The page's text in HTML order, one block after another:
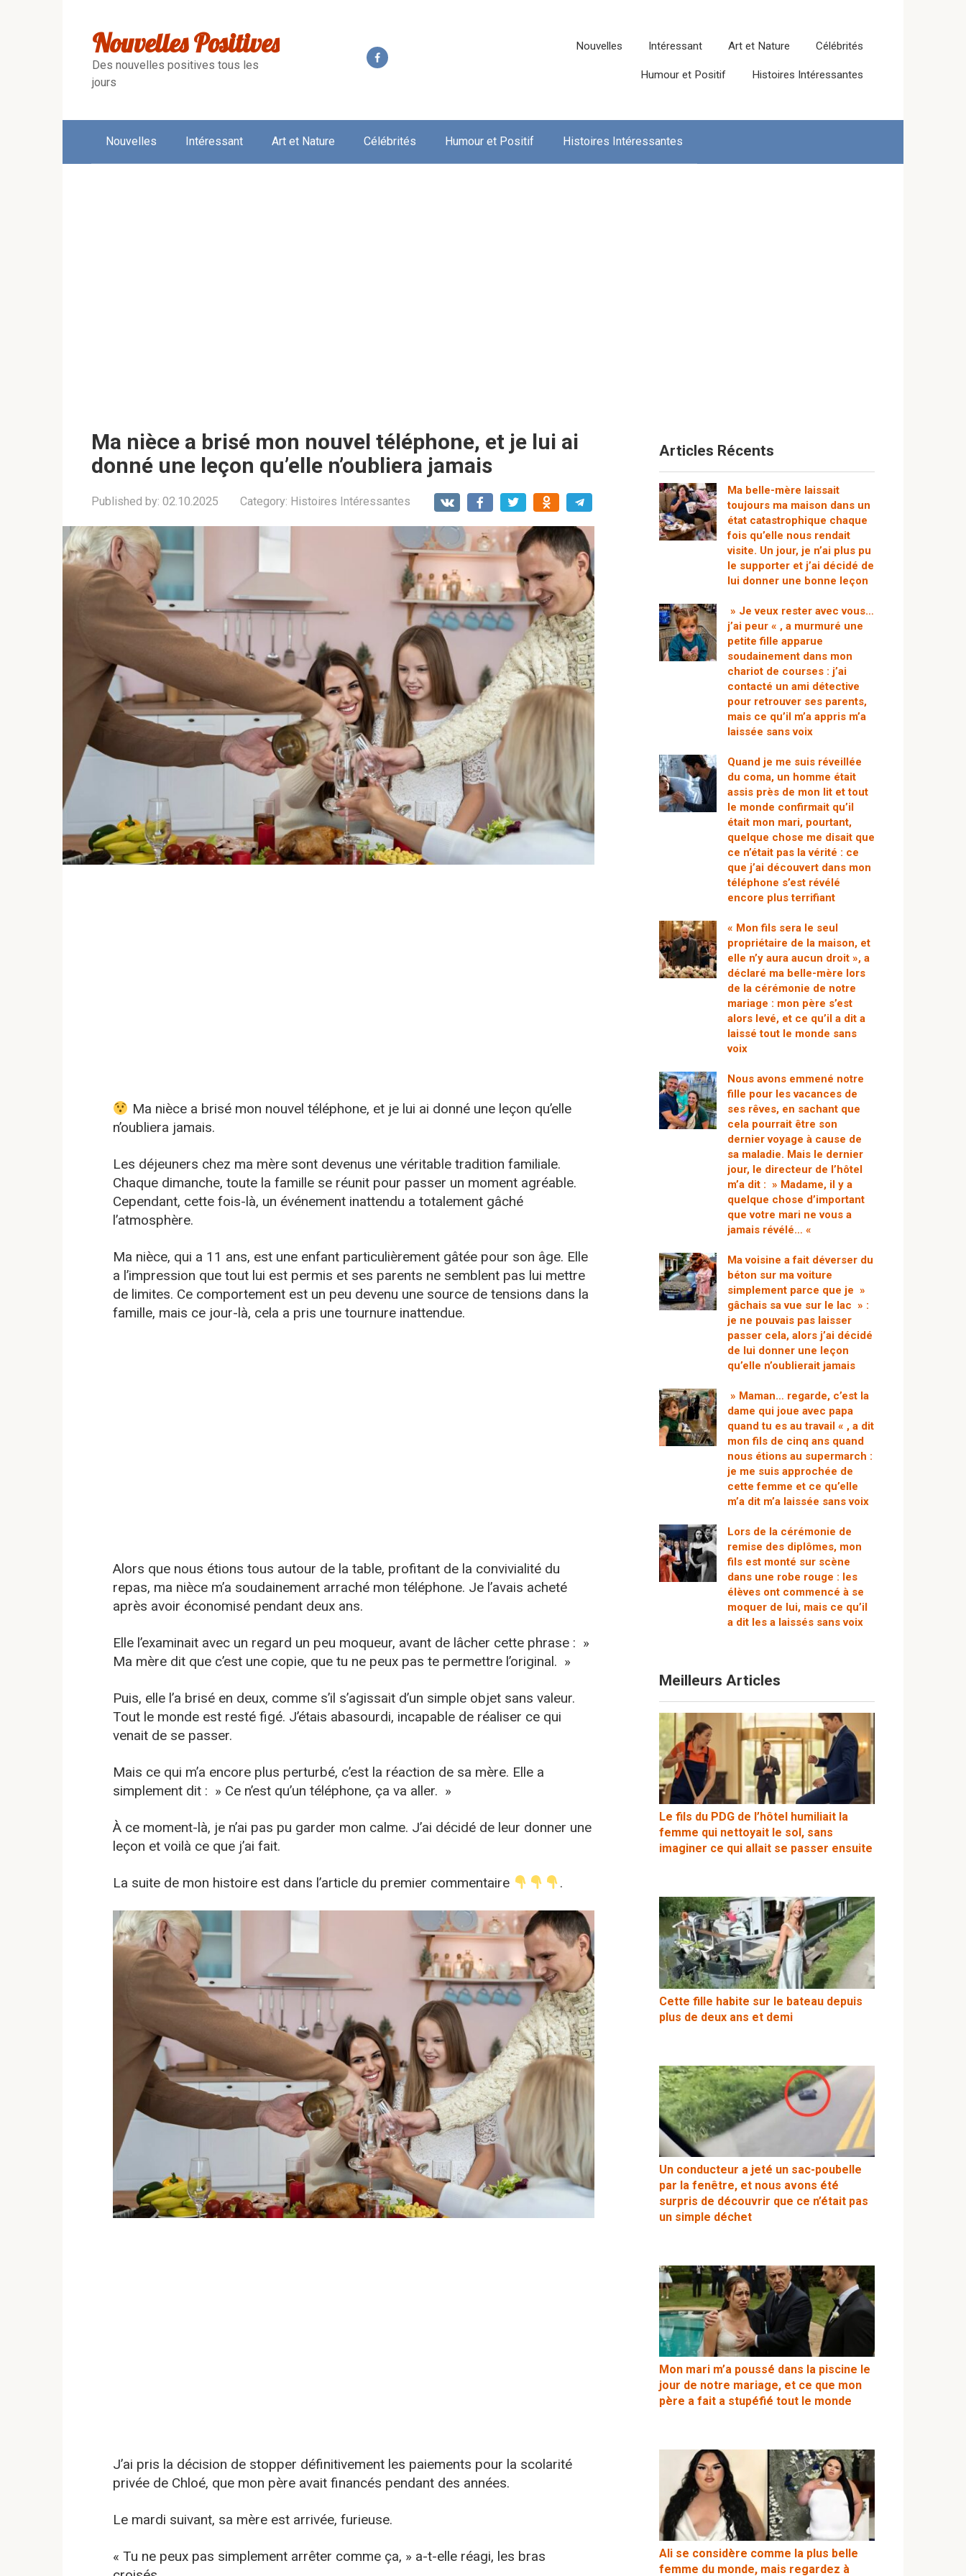
Nouvelles Positives
Des nouvelles positives tous les
jours
Nouvelles Intéressant Art et Nature Célébrités
Humour et Positif Histoires Intéressantes
Nouvelles Intéressant Art et Nature Célébrités Humour et Positif Histoires Intéressantes
Ma nièce a brisé mon nouvel téléphone, et je lui ai
donné une leçon qu’elle n’oubliera jamais
Published by: 02.10.2025 Category: Histoires Intéressantes
Ma nièce a brisé mon nouvel téléphone, et je lui ai donné une leçon qu’elle
n’oubliera jamais.
Les déjeuners chez ma mère sont devenus une véritable tradition familiale.
Chaque dimanche, toute la famille se réunit pour passer un moment agréable.
Cependant, cette fois-là, un événement inattendu a totalement gâché
l’atmosphère.
Ma nièce, qui a 11 ans, est une enfant particulièrement gâtée pour son âge. Elle
a l’impression que tout lui est permis et ses parents ne semblent pas lui mettre
de limites. Ce comportement est un peu devenu une source de tensions dans la
famille, mais ce jour-là, cela a pris une tournure inattendue.
Alors que nous étions tous autour de la table, profitant de la convivialité du
repas, ma nièce m’a soudainement arraché mon téléphone. Je l’avais acheté
après avoir économisé pendant deux ans.
Elle l’examinait avec un regard un peu moqueur, avant de lâcher cette phrase : »
Ma mère dit que c’est une copie, que tu ne peux pas te permettre l’original. »
Puis, elle l’a brisé en deux, comme s’il s’agissait d’un simple objet sans valeur.
Tout le monde est resté figé. J’étais abasourdi, incapable de réaliser ce qui
venait de se passer.
Mais ce qui m’a encore plus perturbé, c’est la réaction de sa mère. Elle a
simplement dit : » Ce n’est qu’un téléphone, ça va aller. »
À ce moment-là, je n’ai pas pu garder mon calme. J’ai décidé de leur donner une
leçon et voilà ce que j’ai fait.
La suite de mon histoire est dans l’article du premier commentaire .
J’ai pris la décision de stopper définitivement les paiements pour la scolarité
privée de Chloé, que mon père avait financés pendant des années.
Le mardi suivant, sa mère est arrivée, furieuse.
« Tu ne peux pas simplement arrêter comme ça, » a-t-elle réagi, les bras
Articles Récents
Ma belle-mère laissait
toujours ma maison dans un
état catastrophique chaque
fois qu’elle nous rendait
visite. Un jour, je n’ai plus pu
le supporter et j’ai décidé de
lui donner une bonne leçon
» Je veux rester avec vous…
j’ai peur « , a murmuré une
petite fille apparue
soudainement dans mon
chariot de courses : j’ai
contacté un ami détective
pour retrouver ses parents,
mais ce qu’il m’a appris m’a
laissée sans voix
Quand je me suis réveillée
du coma, un homme était
assis près de mon lit et tout
le monde confirmait qu’il
était mon mari, pourtant,
quelque chose me disait que
ce n’était pas la vérité : ce
que j’ai découvert dans mon
téléphone s’est révélé
encore plus terrifiant
« Mon fils sera le seul
propriétaire de la maison, et
elle n’y aura aucun droit », a
déclaré ma belle-mère lors
de la cérémonie de notre
mariage : mon père s’est
alors levé, et ce qu’il a dit a
laissé tout le monde sans
voix
Nous avons emmené notre
fille pour les vacances de
ses rêves, en sachant que
cela pourrait être son
dernier voyage à cause de
sa maladie. Mais le dernier
jour, le directeur de l’hôtel
m’a dit : » Madame, il y a
quelque chose d’important
que votre mari ne vous a
jamais révélé… «
Ma voisine a fait déverser du
béton sur ma voiture
simplement parce que je »
gâchais sa vue sur le lac » :
je ne pouvais pas laisser
passer cela, alors j’ai décidé
de lui donner une leçon
qu’elle n’oublierait jamais
» Maman… regarde, c’est la
dame qui joue avec papa
quand tu es au travail « , a dit
mon fils de cinq ans quand
nous étions au supermarch :
je me suis approchée de
cette femme et ce qu’elle
m’a dit m’a laissée sans voix
Lors de la cérémonie de
remise des diplômes, mon
fils est monté sur scène
dans une robe rouge : les
élèves ont commencé à se
moquer de lui, mais ce qu’il
a dit les a laissés sans voix
Meilleurs Articles
Le fils du PDG de l’hôtel humiliait la
femme qui nettoyait le sol, sans
imaginer ce qui allait se passer ensuite
Cette fille habite sur le bateau depuis
plus de deux ans et demi
Un conducteur a jeté un sac-poubelle
par la fenêtre, et nous avons été
surpris de découvrir que ce n’était pas
un simple déchet
Mon mari m’a poussé dans la piscine le
jour de notre mariage, et ce que mon
père a fait a stupéfié tout le monde
Ali se considère comme la plus belle
femme du monde, mais regardez à